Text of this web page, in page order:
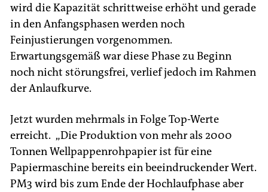
wird die Kapazität schrittweise erhöht und gerade
in den Anfangsphasen werden noch
Feinjustierungen vorgenommen.
Erwartungsgemäß war diese Phase zu Beginn
noch nicht störungsfrei, verlief jedoch im Rahmen
der Anlaufkurve.
Jetzt wurden mehrmals in Folge Top-Werte
erreicht. „Die Produktion von mehr als 2000
Tonnen Wellpappenrohpapier ist für eine
Papiermaschine bereits ein beeindruckender Wert.
PM3 wird bis zum Ende der Hochlaufphase aber